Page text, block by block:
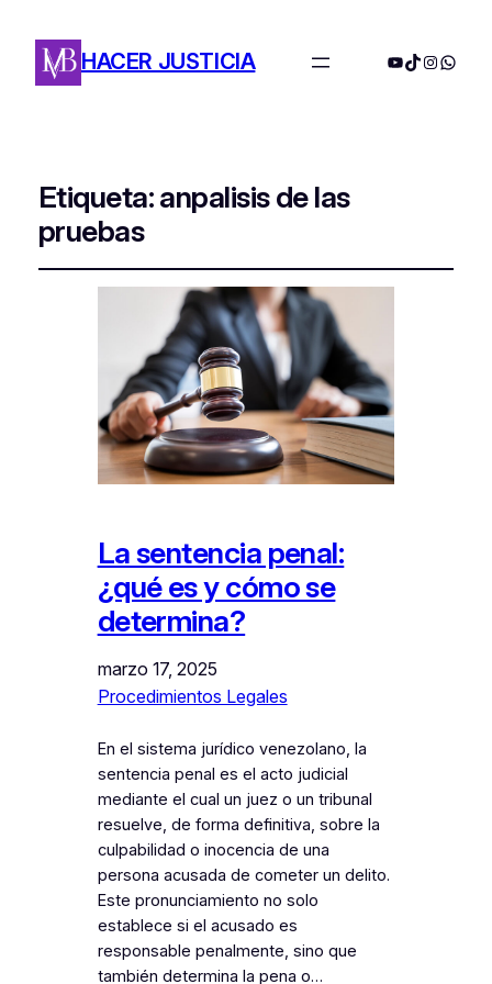
HACER JUSTICIA YouTube
TikTok
Etiqueta:anpalisis de las
pruebas
La sentencia penal:
¿qué es y cómo se
determina?
marzo 17, 2025
Procedimientos Legales
En el sistema jurídico venezolano, la
sentencia penal es el acto judicial
mediante el cual un juez o un tribunal
resuelve, de forma definitiva, sobre la
culpabilidad o inocencia de una
persona acusada de cometer un delito.
Este pronunciamiento no solo
establece si el acusado es
responsable penalmente, sino que
también determina la pena o…